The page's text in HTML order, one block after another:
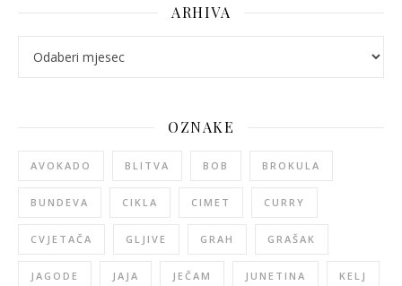
ARHIVA
OZNAKE
AVOKADO BLITVA BOB BROKULA
BUNDEVA CIKLA CIMET CURRY
CVJETAČA GLJIVE GRAH GRAŠAK
JAGODE JAJA JEČAM JUNETINA KELJ